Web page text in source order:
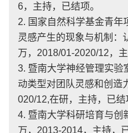
6，主持，已结项。
2. 国家自然科学基金青年
灵感产生的现象与机制：
万，2018/01-2020/12，主
3. 暨南大学神经管理实验
动类型对团队灵感和创造
020/12,在研，主持，已结
4. 暨南大学科研培育与创
万，2013-2014，主持，